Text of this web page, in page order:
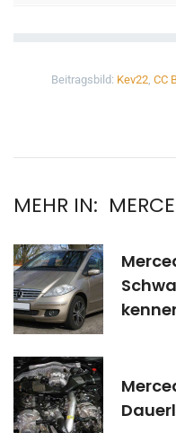
Beitragsbild: Kev22, CC
MEHR IN: